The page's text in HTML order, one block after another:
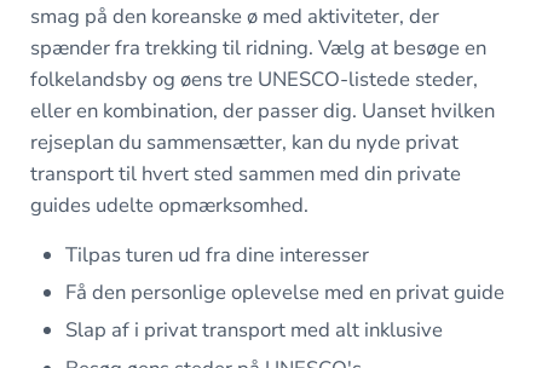
smag på den koreanske ø med aktiviteter, der
spænder fra trekking til ridning. Vælg at besøge en
folkelandsby og øens tre UNESCO-listede steder,
eller en kombination, der passer dig. Uanset hvilken
rejseplan du sammensætter, kan du nyde privat
transport til hvert sted sammen med din private
guides udelte opmærksomhed.
Tilpas turen ud fra dine interesser
Få den personlige oplevelse med en privat guide
Slap af i privat transport med alt inklusive